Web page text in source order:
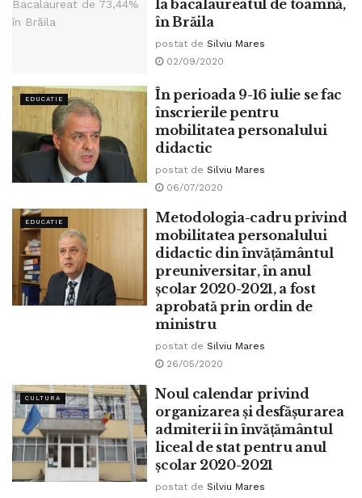
la bacalaureatul de toamnă,
în Brăila
postat de Silviu Mares
02/09/2020
EDUCATIE
În perioada 9-16 iulie se fac
înscrierile pentru
mobilitatea personalului
didactic
postat de Silviu Mares
06/07/2020
EDUCATIE
Metodologia-cadru privind
mobilitatea personalului
didactic din învățământul
preuniversitar, în anul
școlar 2020-2021, a fost
aprobată prin ordin de
ministru
postat de Silviu Mares
26/05/2020
CULTURA
Noul calendar privind
organizarea și desfășurarea
admiterii în învățământul
liceal de stat pentru anul
școlar 2020-2021
postat de Silviu Mares